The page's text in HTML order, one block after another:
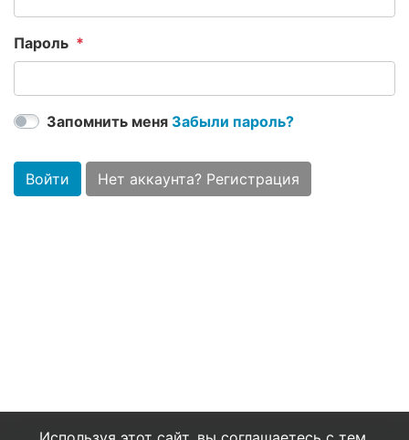
Пароль
Запомнить меня Забыли пароль?
Войти Нет аккаунта? Регистрация